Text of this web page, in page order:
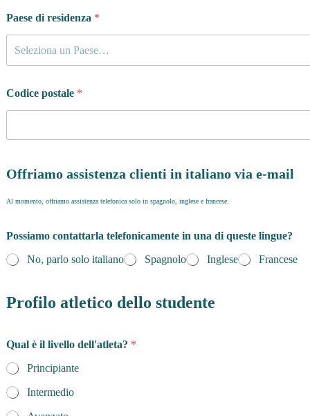
Paese di residenza *
Seleziona un Paese…
Codice postale *
Offriamo assistenza clienti in italiano via e-mail
Al momento, offriamo assistenza telefonica solo in spagnolo, inglese e francese.
Possiamo contattarla telefonicamente in una di queste lingue?
No, parlo solo italiano
Spagnolo Inglese Francese
Profilo atletico dello studente
Qual è il livello dell'atleta? *
Principiante
Intermedio